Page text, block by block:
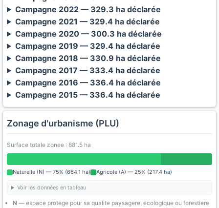
Campagne 2022 — 329.3 ha déclarée
Campagne 2021 — 329.4 ha déclarée
Campagne 2020 — 300.3 ha déclarée
Campagne 2019 — 329.4 ha déclarée
Campagne 2018 — 330.9 ha déclarée
Campagne 2017 — 333.4 ha déclarée
Campagne 2016 — 336.4 ha déclarée
Campagne 2015 — 336.4 ha déclarée
Zonage d'urbanisme (PLU)
Surface totale zonee : 881.5 ha
Naturelle (N) — 75% (664.1 ha) Agricole (A) — 25% (217.4 ha)
Voir les données en tableau
N — espace protege pour sa qualite paysagere, ecologique ou forestiere